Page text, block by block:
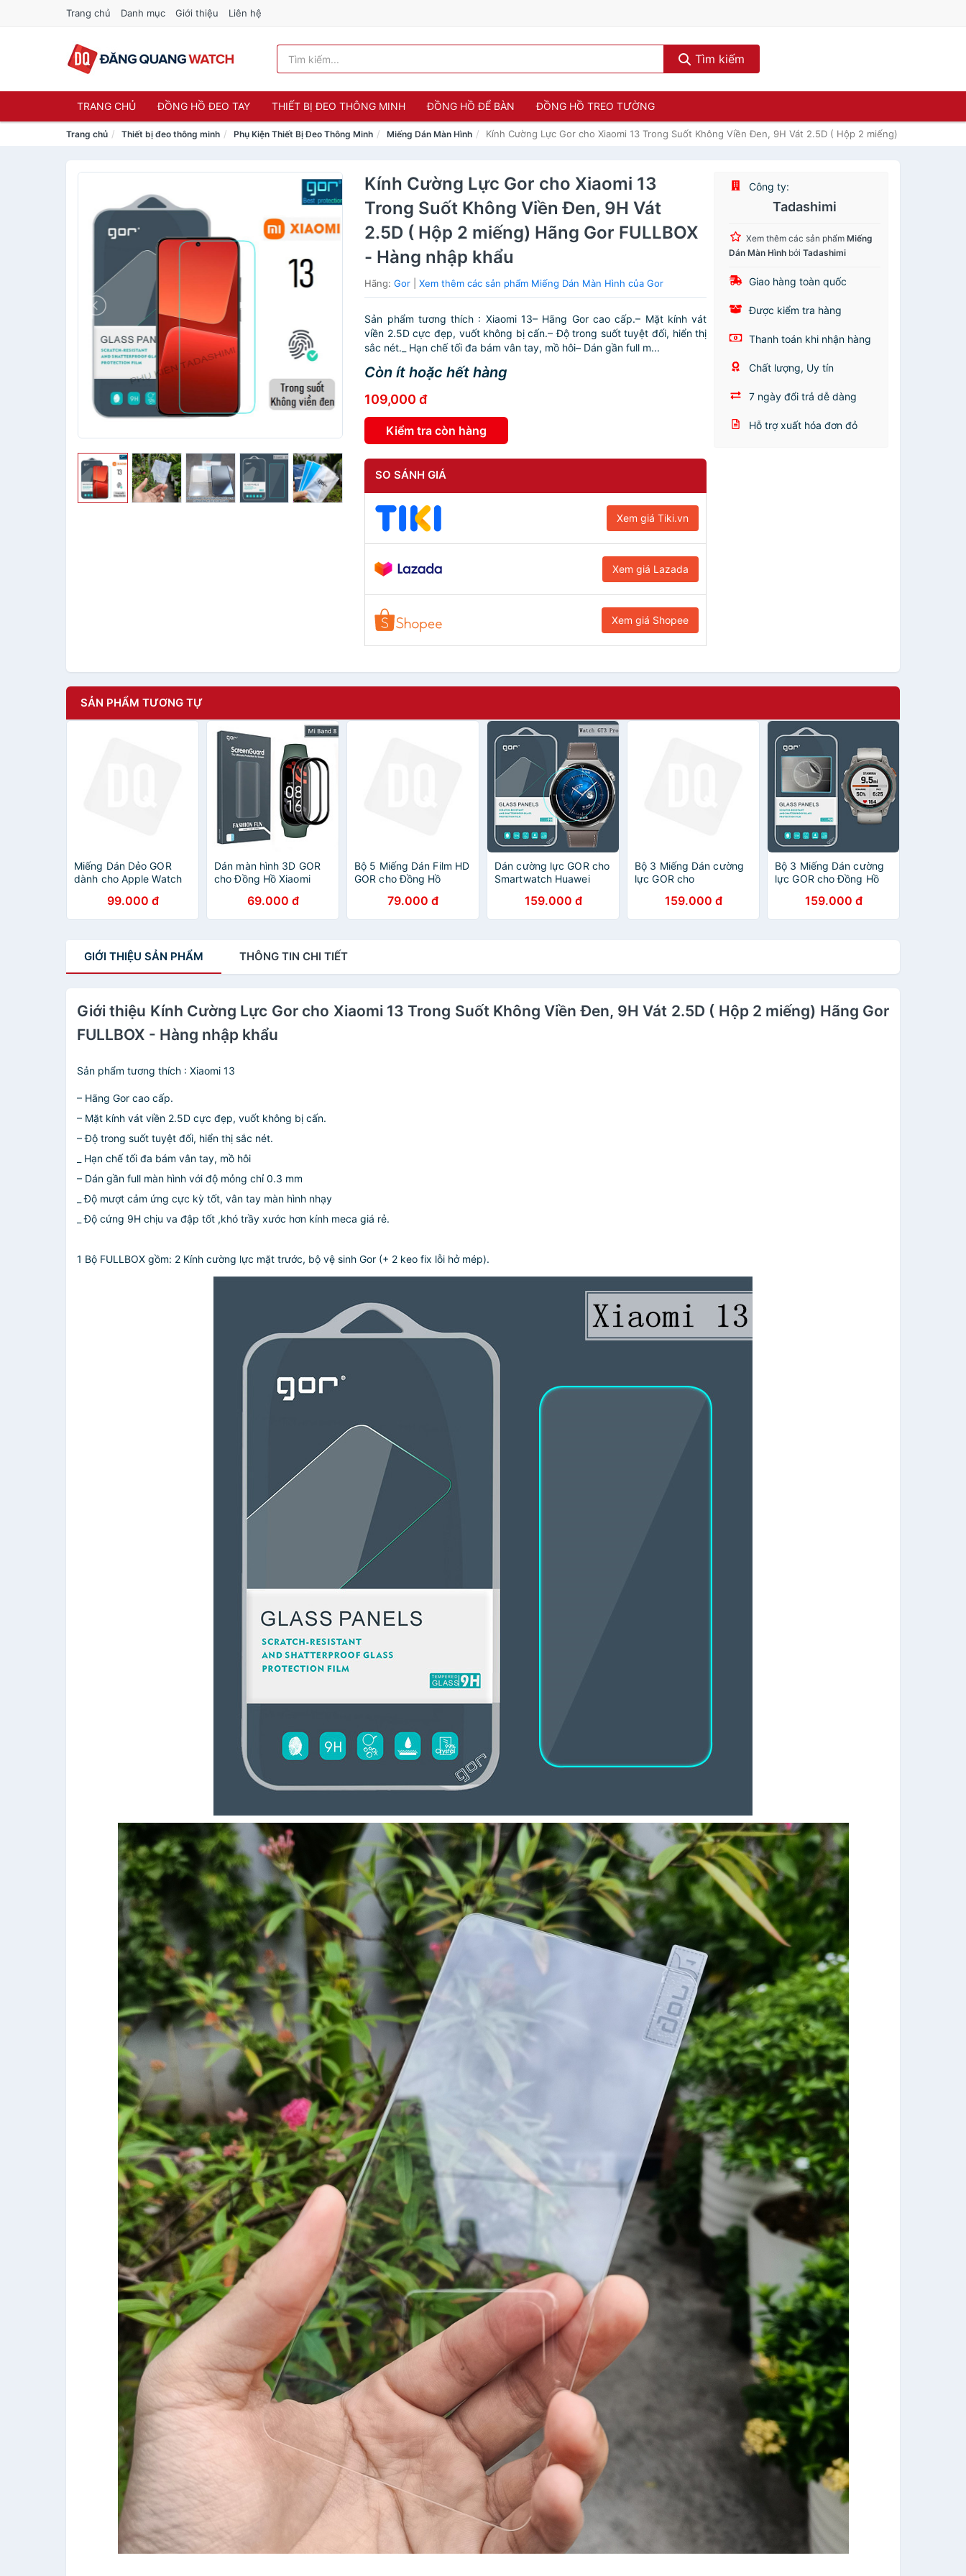
Trang chủ Danh mục Giới thiệu Liên hệ
Tìm kiếm
TRANG CHỦ ĐỒNG HỒ ĐEO TAY THIẾT BỊ ĐEO THÔNG MINH ĐỒNG HỒ ĐỂ BÀN ĐỒNG HỒ TREO TƯỜNG
Trang chủ Thiết bị đeo thông minh Phụ Kiện Thiết Bị Đeo Thông Minh Miếng Dán Màn Hình Kính Cường Lực Gor cho Xiaomi 13 Trong Suốt Không Viền Đen, 9H Vát 2.5D ( Hộp 2 miếng) Hãng Gor
Kính Cường Lực Gor cho Xiaomi 13
Trong Suốt Không Viền Đen, 9H Vát
2.5D ( Hộp 2 miếng) Hãng Gor FULLBOX
- Hàng nhập khẩu
Hãng:Gor |Xem thêm các sản phẩm Miếng Dán Màn Hình của Gor
Sản phẩm tương thích : Xiaomi 13– Hãng Gor cao cấp.– Mặt kính vát
viền 2.5D cực đẹp, vuốt không bị cấn.– Độ trong suốt tuyệt đối, hiển thị
sắc nét._ Hạn chế tối đa bám vân tay, mồ hôi– Dán gần full m...
Còn ít hoặc hết hàng
109,000 đ
Kiểm tra còn hàng
SO SÁNH GIÁ
Xem giá Tiki.vn
Xem giá Lazada
Xem giá Shopee
Công ty:
Tadashimi
Xem thêm các sản phẩmMiếng
Dán Màn Hình bởiTadashimi
Giao hàng toàn quốc
Được kiểm tra hàng
Thanh toán khi nhận hàng
Chất lượng, Uy tín
7 ngày đổi trả dễ dàng
Hỗ trợ xuất hóa đơn đỏ
SẢN PHẨM TƯƠNG TỰ
Miếng Dán Dẻo GOR
dành cho Apple Watch
40/44mm (Bộ 3 Miếng)
- Hàng Nhập Khẩu
99.000 đ
Dán màn hình 3D GOR
cho Đồng Hồ Xiaomi
Band 7 Pro/ Miband 8/
Mi band 9/ Mi band 10/
69.000 đ
Bộ 5 Miếng Dán Film HD
GOR cho Đồng Hồ
Pro_ Hàng chính hãng
79.000 đ
Dán cường lực GOR cho
Smartwatch Huawei
Pro/ Huawei Watch GT
Runner/ Huawei Watch
159.000 đ
Bộ 3 Miếng Dán cường
lực GOR cho
Watch 5 / Galaxy Watch
5 Pro- Hàng Chính Hãng
159.000 đ
Bộ 3 Miếng Dán cường
lực GOR cho Đồng Hồ
Pro / 7X Pro / Garmin
Epix Pro Gen 2 Size
159.000 đ
GIỚI THIỆU SẢN PHẨM THÔNG TIN CHI TIẾT
Giới thiệu Kính Cường Lực Gor cho Xiaomi 13 Trong Suốt Không Viền Đen, 9H Vát 2.5D ( Hộp 2 miếng) Hãng Gor
FULLBOX - Hàng nhập khẩu
Sản phẩm tương thích : Xiaomi 13
– Hãng Gor cao cấp.
– Mặt kính vát viền 2.5D cực đẹp, vuốt không bị cấn.
– Độ trong suốt tuyệt đối, hiển thị sắc nét.
_ Hạn chế tối đa bám vân tay, mồ hôi
– Dán gần full màn hình với độ mỏng chỉ 0.3 mm
_ Độ mượt cảm ứng cực kỳ tốt, vân tay màn hình nhạy
_ Độ cứng 9H chịu va đập tốt ,khó trầy xước hơn kính meca giá rẻ.
1 Bộ FULLBOX gồm: 2 Kính cường lực mặt trước, bộ vệ sinh Gor (+ 2 keo fix lỗi hở mép).